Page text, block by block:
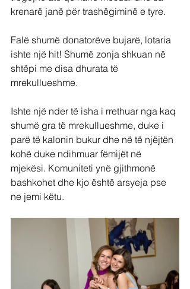
krenarë janë për trashëgiminë e tyre.
Falë shumë donatorëve bujarë, lotaria
ishte një hit! Shumë zonja shkuan në
shtëpi me disa dhurata të
mrekullueshme.
Ishte një nder të isha i rrethuar nga kaq
shumë gra të mrekullueshme, duke i
parë të kalonin bukur dhe në të njëjtën
kohë duke ndihmuar fëmijët në
mjekësi. Komuniteti ynë gjithmonë
bashkohet dhe kjo është arsyeja pse
ne jemi këtu.